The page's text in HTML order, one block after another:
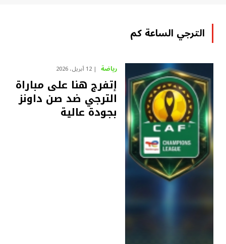
الترجي الساعة كم
رياضة 12 أبريل، 2026
إتفرج هنا على مباراة
الترجي ضد صن داونز
بجودة عالية